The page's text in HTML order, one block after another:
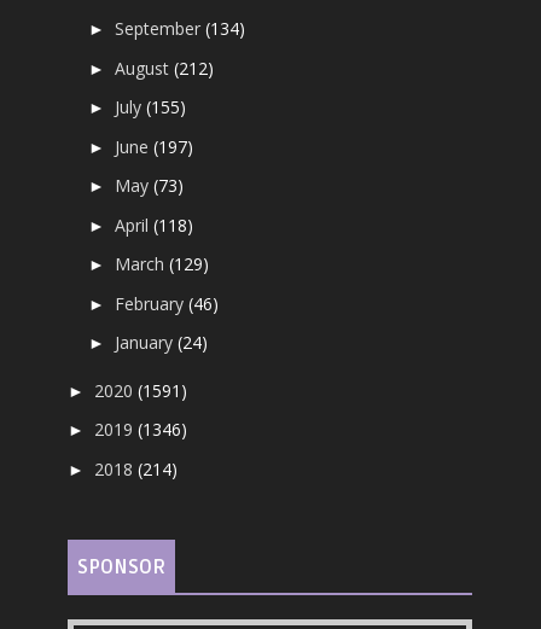
►September(134)
►August(212)
► July(155)
► June(197)
► May(73)
►April(118)
► March(129)
► February(46)
► January(24)
► 2020(1591)
► 2019(1346)
► 2018(214)
SPONSOR